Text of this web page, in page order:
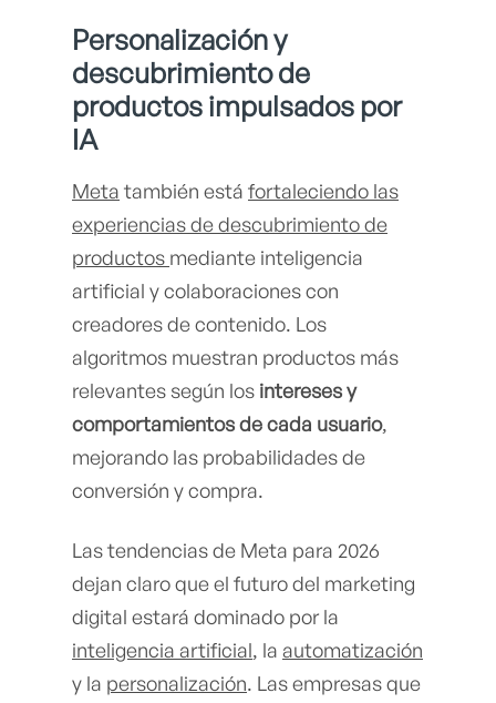
Personalización y
descubrimiento de
productos impulsados por
IA
Meta también está fortaleciendo las
experiencias de descubrimiento de
productos mediante inteligencia
artificial y colaboraciones con
creadores de contenido. Los
algoritmos muestran productos más
relevantes según los intereses y
comportamientos de cada usuario,
mejorando las probabilidades de
conversión y compra.
Las tendencias de Meta para 2026
dejan claro que el futuro del marketing
digital estará dominado por la
inteligencia artificial, la automatización
y la personalización. Las empresas que